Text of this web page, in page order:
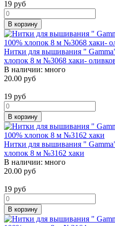
19 руб
В корзину
Нитки для вышивания "
хлопок 8 м №3068 хаки-
В наличии: много
20.00 руб
19 руб
В корзину
Нитки для вышивания "
хлопок 8 м №3162 хаки
В наличии: много
20.00 руб
19 руб
В корзину